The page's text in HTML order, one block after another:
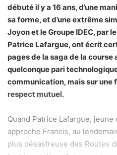
débuté il y a 16 ans, d’une
sa forme, et d’une extrême
Joyon et le Groupe IDEC, par
Patrice Lafargue, ont écrit
pages de la saga de la course
quelconque pari
communication, mais sur une
respect mutuel.
Quand Patrice Lafargue, jeune
approche Francis, au
plus désastreuse des Routes